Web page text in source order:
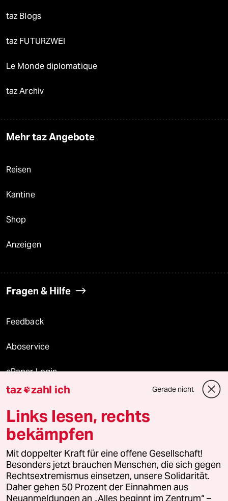
taz Blogs
taz FUTURZWEI
Le Monde diplomatique
taz Archiv
Mehr taz Angebote
Reisen
Kantine
Shop
Anzeigen
Fragen & Hilfe
Feedback
Aboservice
ePaper Login
Downloads für Abonnierende
© 2026 taz Verlags und Vertriebs GmbH
Alle Rechte vorbehalten. Bei rechtlichen Fragen oder für Genehmigungen
wenden Sie sich bitte an
lizenzen@taz.de
Feedback Redaktionsstatut Kommune-Richtlinien
taz zahl ich Gerade nicht
Links lesen, rechts
bekämpfen
Mit doppelter Kraft für eine offene Gesellschaft!
Besonders jetzt brauchen Menschen, die sich gegen
Rechtsextremismus einsetzen, unsere Solidarität.
Daher gehen 50 Prozent der Einnahmen aus
Neuanmeldungen an „Alles beginnt im Zentrum“ –